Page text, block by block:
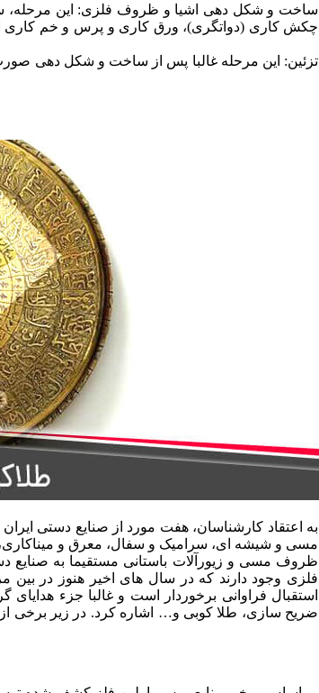
ساخت و شکل دهی اشیا و ظروف فلزی: این
چکش کاری (دواتگری)، ورق کاری و پرس و خم کاری
تزئین: این مرحله غالبا پس از ساخت و شکل دهی
به اعتقاد کارشناسان، هفت مورد از صنایع دستی
مسی و شیشه ای، سرامیک و سفال، معرق و میناکاری،
ظروف مسی و زیورآلات باستانی مستقیما به صنایع
فلزی وجود دارند که در سال های اخیر هنوز در بین
استقبال فراوانی برخوردار است و غالبا جزء
ضریح سازی، طلا کوبی و… اشاره کرد. در زیر برخی از